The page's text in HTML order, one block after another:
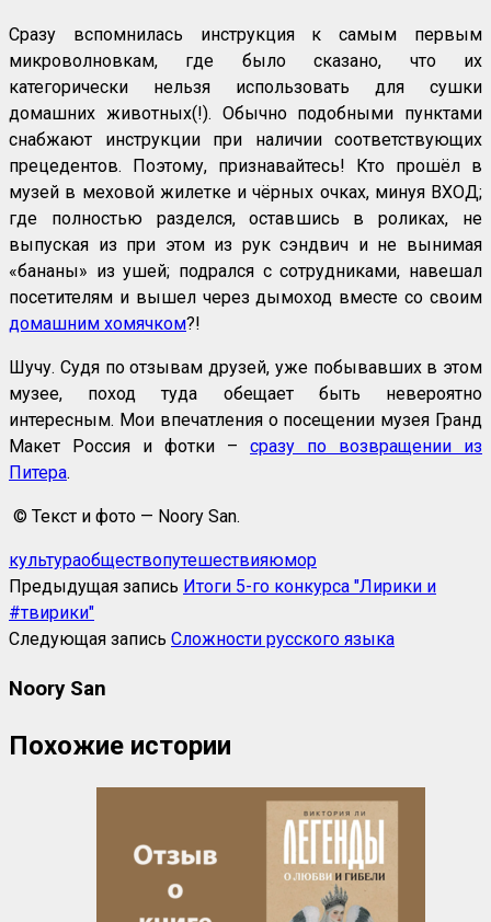
Сразу вспомнилась инструкция к самым первым
микроволновкам, где было сказано, что их
категорически нельзя использовать для сушки
домашних животных(!). Обычно подобными пунктами
снабжают инструкции при наличии соответствующих
прецедентов. Поэтому, признавайтесь! Кто прошёл в
музей в меховой жилетке и чёрных очках, минуя ВХОД;
где полностью разделся, оставшись в роликах, не
выпуская из при этом из рук сэндвич и не вынимая
«бананы» из ушей; подрался с сотрудниками, навешал
посетителям и вышел через дымоход вместе со своим
домашним хомячком?!
Шучу. Судя по отзывам друзей, уже побывавших в этом
музее, поход туда обещает быть невероятно
интересным. Мои впечатления о посещении музея Гранд
Макет Россия и фотки – сразу по возвращении из
Питера.
© Текст и фото — Noory San.
культураобществопутешествияюмор
Предыдущая запись Итоги 5-го конкурса "Лирики и
#твирики"
Следующая запись Сложности русского языка
Noory San
Похожие истории